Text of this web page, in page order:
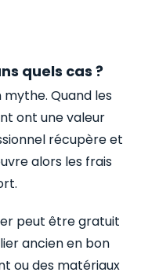
quels cas ?
mythe. Quand les
ont une valeur
récupère et
alors les frais
peut être gratuit
ancien en bon
ou des matériaux